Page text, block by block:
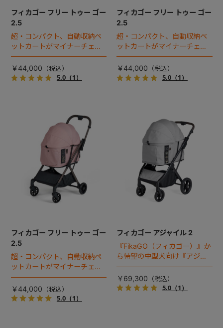
フィカゴー フリー トゥー ゴー
2.5
超・コンパクト、自動収納ペ
ットカートがマイナーチェン
ジ！
￥44,000
5.0（1）
フィカゴー フリー トゥー ゴー
2.5
超・コンパクト、自動収納ペ
ットカートがマイナーチェン
ジ！
￥44,000
5.0（1）
フィカゴー フリー トゥー ゴー
2.5
超・コンパクト、自動収納ペ
ットカートがマイナーチェン
ジ！
￥44,000
5.0（1）
フィカゴー アジャイル 2
『FikaGO（フィカゴー）』か
ら待望の中型犬向け『アジャ
イル２』 登場！耐荷重30kg
で、しかも1秒・自動収納機能
搭載！！
￥69,300
5.0（1）